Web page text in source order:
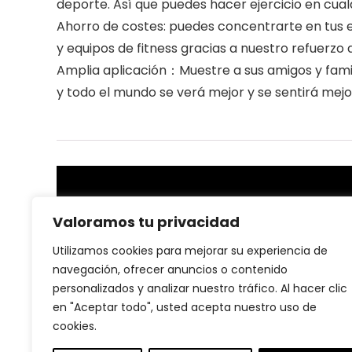
Valoramos tu privacidad
Utilizamos cookies para mejorar su experiencia de
navegación, ofrecer anuncios o contenido
personalizados y analizar nuestro tráfico. Al hacer clic
en "Aceptar todo", usted acepta nuestro uso de
cookies.
deporte. Así que puedes hacer ejercicio en
Ahorro de costes: puedes concentrarte en tus
y equipos de fitness gracias a nuestro refuerzo
Amplia aplicación：Muestre a sus amigos y
y todo el mundo se verá mejor y se sentirá
En nuestra plataforma, creemos que la salud y el
bienestar son la base de una vida plena. Por eso, nos
dedicamos a ofrecer productos de salud y fitness de
alta calidad que te ayuden a alcanzar tus metas
personales, ya sea mejorar tu rendimiento, cuidar tu
cuerpo o llevar un estilo de vida más activo.